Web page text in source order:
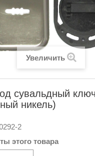
Увеличить
сувальдный
никель)
2
этого товара